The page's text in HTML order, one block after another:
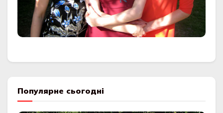
Популярне сьогодні